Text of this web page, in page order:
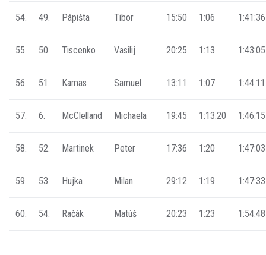
54. 49. Pápišta Tibor 15:50 1:06 1:41:36
55. 50. Tiscenko Vasilij 20:25 1:13 1:43:05
56. 51. Kamas Samuel 13:11 1:07 1:44:11
57. 6. McClelland Michaela 19:45 1:13:20 1:46:15
58. 52. Martinek Peter 17:36 1:20 1:47:03
59. 53. Hujka Milan 29:12 1:19 1:47:33
60. 54. Račák Matúš 20:23 1:23 1:54:48